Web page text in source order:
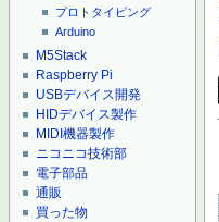
プロトタイピング
Arduino
M5Stack
Raspberry Pi
USBデバイス開発
HIDデバイス製作
MIDI機器製作
ニコニコ技術部
電子部品
通販
買った物